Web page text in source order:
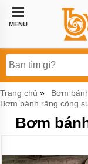
MENU
Trang
chủ
công
nghiệp
thực
phẩm
BƠM
Trang chủ » Bơm
Bơm bánh răng công
Bơm